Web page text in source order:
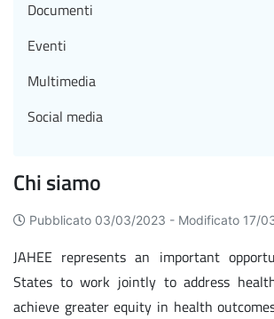
Chi siamo
Pubblicato 03/03/2023 - Modificato 17/
JAHEE represents an important
States to work jointly to address
achieve greater equity in health
Documenti
Eventi
Multimedia
Social media